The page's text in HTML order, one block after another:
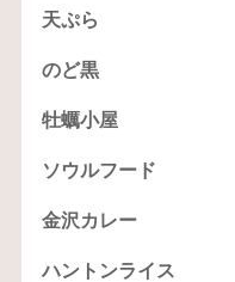
天ぷら
のど黒
牡蠣小屋
ソウルフード
金沢カレー
ハントンライス